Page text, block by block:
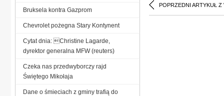
POPRZEDNI ARTYKUŁ Z
Bruksela kontra Gazprom
Chevrolet pożegna Stary Kontynent
Cytat dnia: Christine Lagarde,
dyrektor generalna MFW (reuters)
Czeka nas przedwyborczy rajd
Świętego Mikołaja
Dane o śmieciach z gminy trafią do